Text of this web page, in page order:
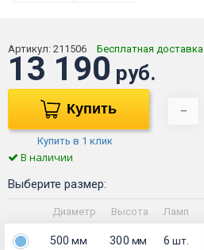
Артикул: 211506 Бесплатная доставка
13 190 руб.
Купить
Купить в 1 клик
−
В наличии
Выберите размер:
Диаметр Высота Ламп
500мм 300 мм 6 шт.